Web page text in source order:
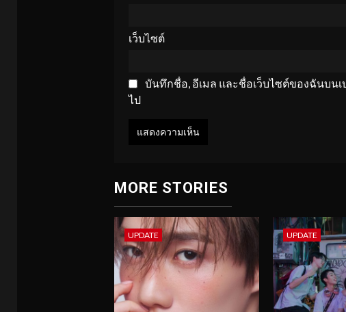
เว็บไซต์
บันทึกชื่อ, อีเมล และชื่อเว็บไซต์ของฉันบน
ไป
MORE STORIES
UPDATE UPDATE